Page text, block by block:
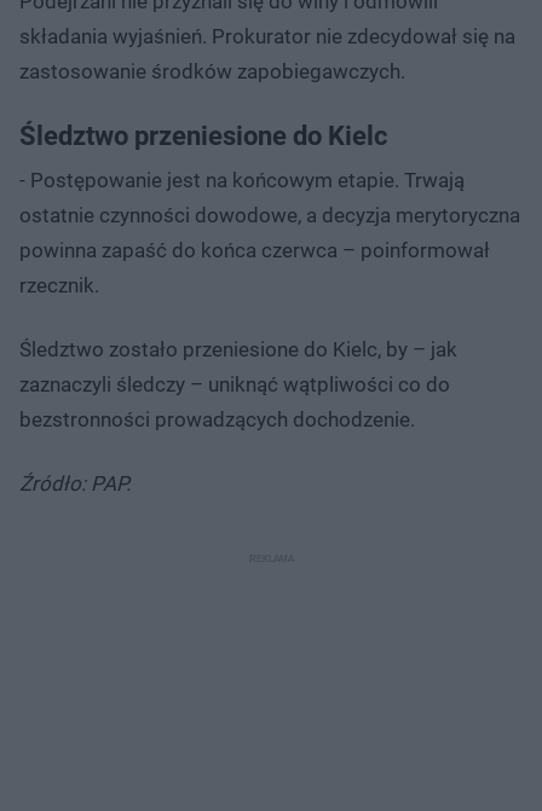
składania wyjaśnień. Prokurator nie zdecydował się na
zastosowanie środków zapobiegawczych.
Śledztwo przeniesione do Kielc
- Postępowanie jest na końcowym etapie. Trwają
ostatnie czynności dowodowe, a decyzja merytoryczna
powinna zapaść do końca czerwca – poinformował
rzecznik.
Śledztwo zostało przeniesione do Kielc, by – jak
zaznaczyli śledczy – uniknąć wątpliwości co do
bezstronności prowadzących dochodzenie.
Źródło: PAP.